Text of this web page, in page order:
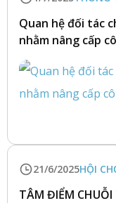
Quan hệ đối tác
nhằm nâng cấp
21/6/2025HỘI
TÂM ĐIỂM